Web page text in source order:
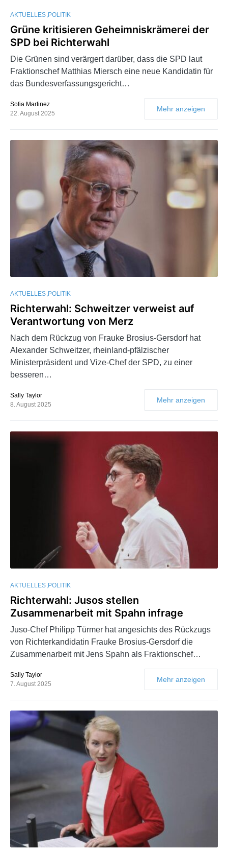
AKTUELLES POLITIK
Grüne kritisieren Geheimniskrämerei der
SPD bei Richterwahl
Die Grünen sind verärgert darüber, dass die SPD laut
Fraktionschef Matthias Miersch eine neue Kandidatin für
das Bundesverfassungsgericht…
Sofia Martinez
22. August 2025
Mehr anzeigen
AKTUELLES POLITIK
Richterwahl: Schweitzer verweist auf
Verantwortung von Merz
Nach dem Rückzug von Frauke Brosius-Gersdorf hat
Alexander Schweitzer, rheinland-pfälzischer
Ministerpräsident und Vize-Chef der SPD, zu einer
besseren…
Sally Taylor
8. August 2025
Mehr anzeigen
AKTUELLES POLITIK
Richterwahl: Jusos stellen
Zusammenarbeit mit Spahn infrage
Juso-Chef Philipp Türmer hat angesichts des Rückzugs
von Richterkandidatin Frauke Brosius-Gersdorf die
Zusammenarbeit mit Jens Spahn als Fraktionschef…
Sally Taylor
7. August 2025
Mehr anzeigen